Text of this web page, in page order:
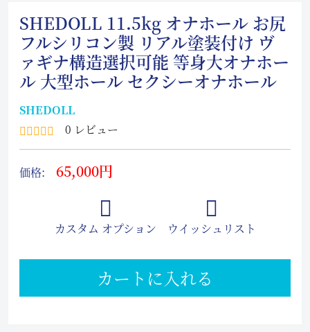
SHEDOLL 11.5kg オナホール お尻
フルシリコン製 リアル塗装付け ヴ
ァギナ構造選択可能 等身大オナホー
ル 大型ホール セクシーオナホール
SHEDOLL
0 レビュー
価格: 65,000円
カスタム オプション ウイッシュリスト
カートに入れる